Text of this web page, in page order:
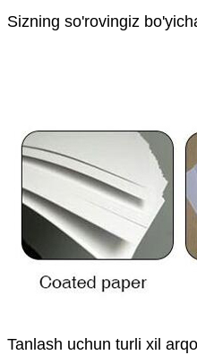
Sizning so'rovingiz
Tanlash uchun turli xil